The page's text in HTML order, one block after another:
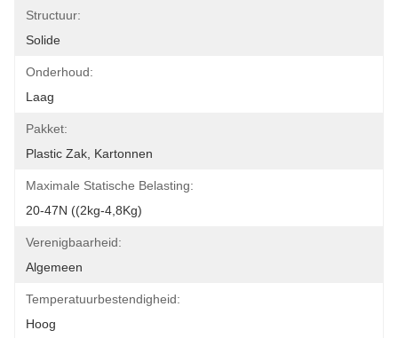
Structuur:
Solide
Onderhoud:
Laag
Pakket:
Plastic Zak, Kartonnen
Maximale Statische Belasting:
20-47N ((2kg-4,8Kg)
Verenigbaarheid:
Algemeen
Temperatuurbestendigheid:
Hoog